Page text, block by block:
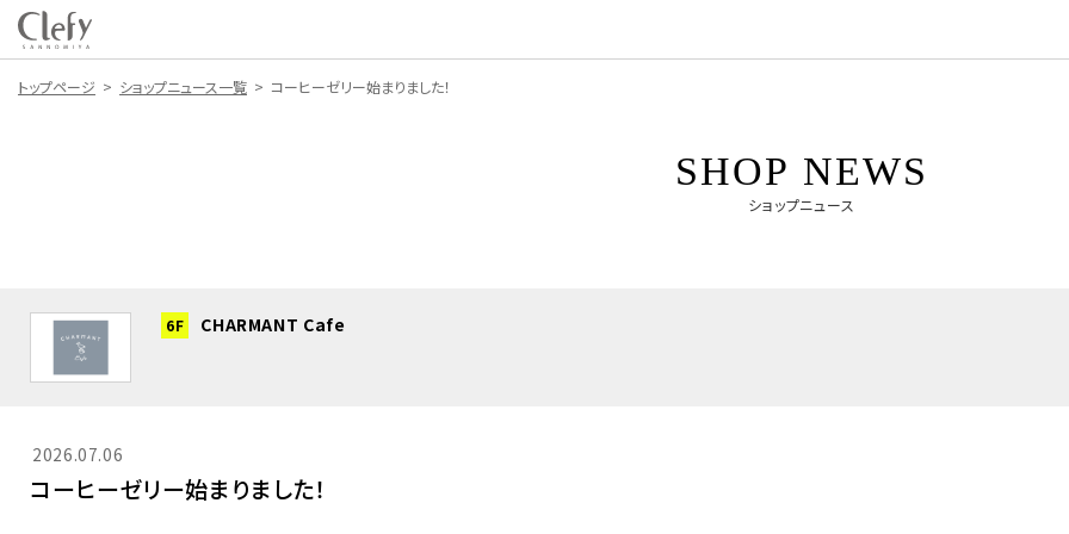
トップページ ショップニュース一覧 コーヒーゼリー始まりました！
SHOP NEWS
ショップニュース
6F CHARMANT Cafe
2026.07.06
コーヒーゼリー始まりました！